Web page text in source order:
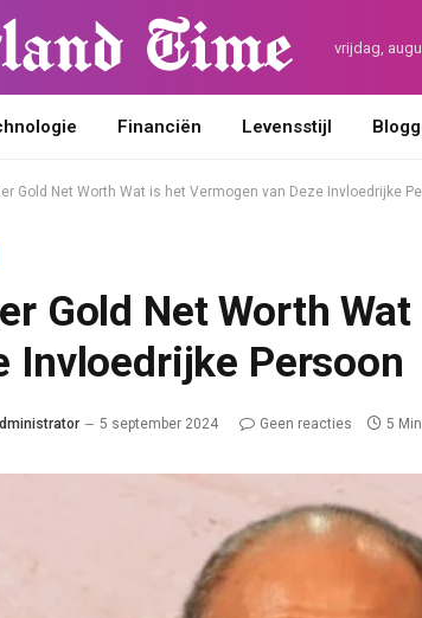
vrijdag,
Financiën Levensstijl
Gold Net Worth Wat is het Vermogen van Deze Invloedrijke
Gold Net Worth
Invloedrijke Persoon
5 september 2024 Geen reacties 5